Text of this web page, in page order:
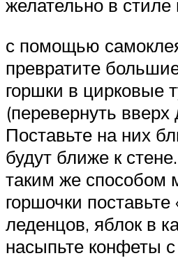
желательно в стиле
с помощью
превратите
горшки в цирковые
(перевернуть вверх
Поставьте на них
будут ближе к
таким же способом
горшочки поставьте
леденцов, яблок в
насыпьте конфеты с